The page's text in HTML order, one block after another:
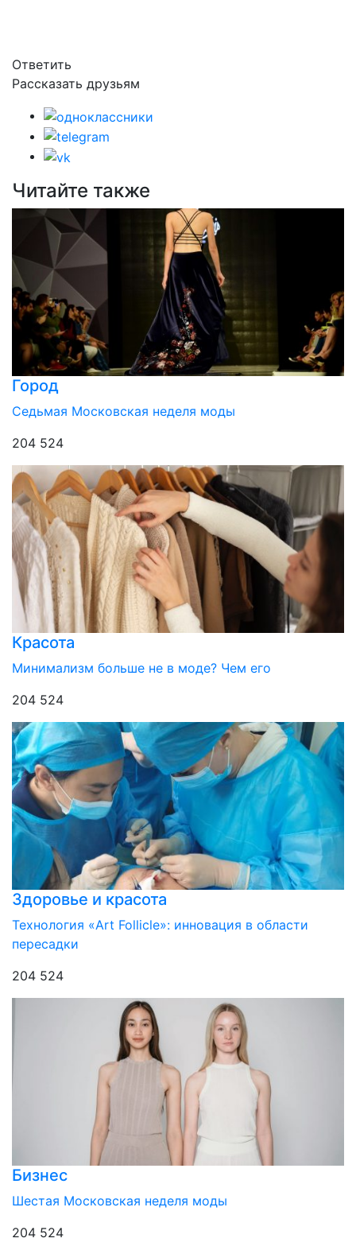
Ответить
Рассказать друзьям
Читайте также
Город
Седьмая Московская неделя моды
204 524
Красота
Минимализм больше не в моде? Чем его
204 524
Здоровье и красота
Технология «Art Follicle»: инновация в области
пересадки
204 524
Бизнес
Шестая Московская неделя моды
204 524